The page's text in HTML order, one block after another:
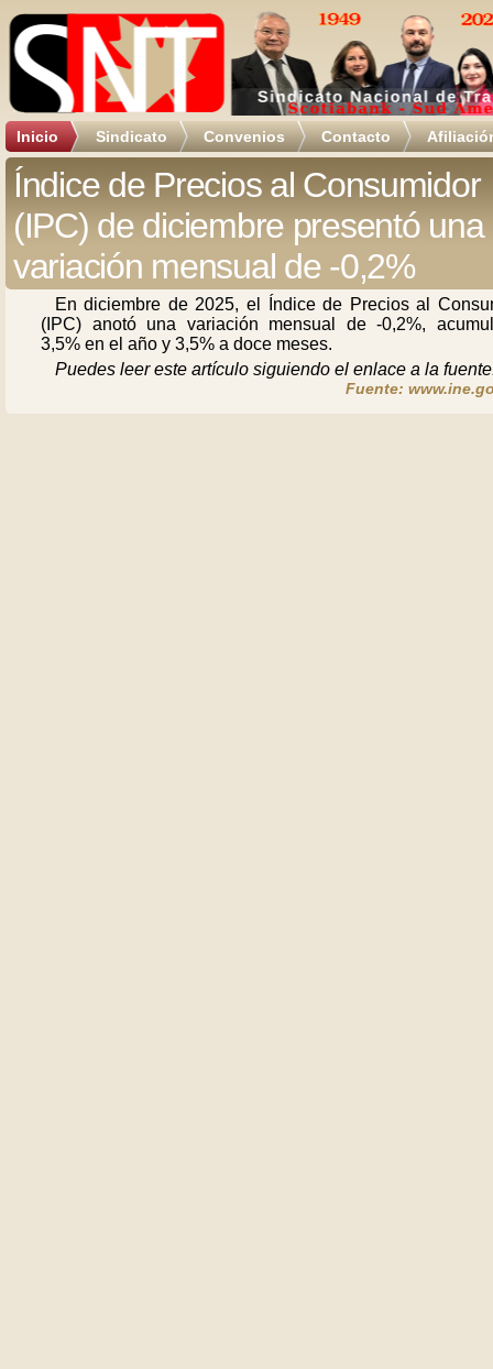
Inicio Sindicato Convenios Contacto
Índice de Precios al Consumidor
(IPC) de diciembre presentó una
variación mensual de -0,2%
En diciembre de 2025, el Índice de Precios al
(IPC) anotó una variación mensual de -0,2%,
3,5% en el año y 3,5% a doce meses.
Puedes leer este artículo siguiendo el enlace a la
Fuente: